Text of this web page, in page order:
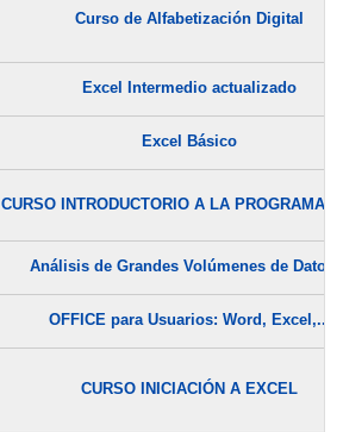
Curso de Alfabetización Digital
Excel Intermedio actualizado
Excel Básico
CURSO INTRODUCTORIO A LA
Análisis de Grandes Volúmenes de
OFFICE para Usuarios: Word, Excel,...
CURSO INICIACIÓN A EXCEL